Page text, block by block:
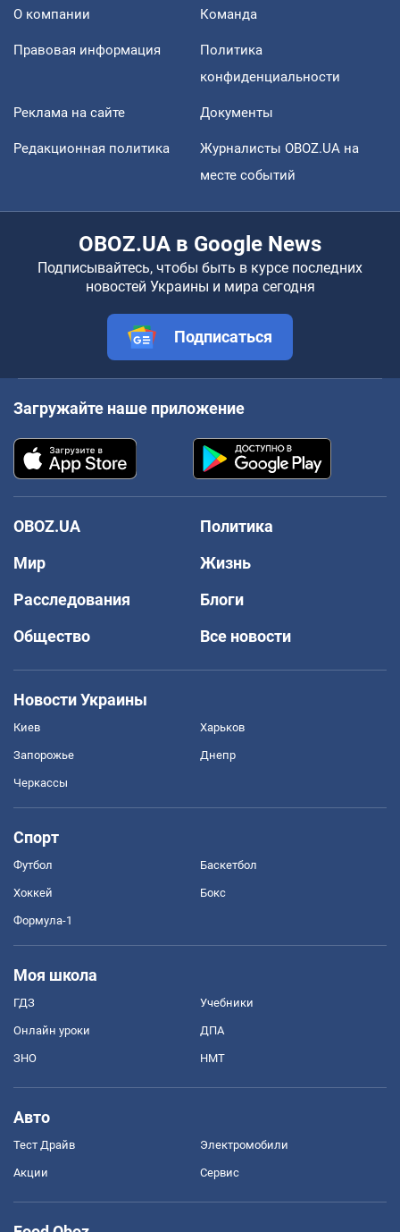
О компании Команда
Правовая информация
Политика
конфиденциальности
Реклама на сайте Документы
Редакционная политика
Журналисты OBOZ.UA на
месте событий
OBOZ.UA в Google News
Подписывайтесь, чтобы быть в курсе последних
новостей Украины и мира сегодня
Подписаться
Загружайте наше приложение
OBOZ.UA
Политика
Мир
Жизнь
Расследования
Блоги
Общество
Все новости
Новости Украины
Киев Харьков
Запорожье Днепр
Черкассы
Спорт
Футбол Баскетбол
Хоккей Бокс
Формула-1
Моя школа
ГДЗ Учебники
Онлайн уроки ДПА
ЗНО НМТ
Авто
Тест Драйв Электромобили
Акции Сервис